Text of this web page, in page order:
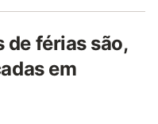
de férias são,
em